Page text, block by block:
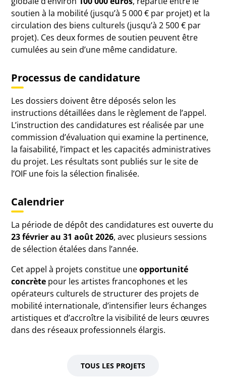
soutien à la mobilité (jusqu’à 5 000 € par projet) et la
circulation des biens culturels (jusqu’à 2 500 € par
projet). Ces deux formes de soutien peuvent être
cumulées au sein d’une même candidature.
Processus de candidature
Les dossiers doivent être déposés selon les
instructions détaillées dans le règlement de l’appel.
L’instruction des candidatures est réalisée par une
commission d’évaluation qui examine la pertinence,
la faisabilité, l’impact et les capacités administratives
du projet. Les résultats sont publiés sur le site de
l’OIF une fois la sélection finalisée.
Calendrier
La période de dépôt des candidatures est ouverte du
23 février au 31 août 2026, avec plusieurs sessions
de sélection étalées dans l’année.
Cet appel à projets constitue uneopportunité
concrète pour les artistes francophones et les
opérateurs culturels de structurer des projets de
mobilité internationale, d’intensifier leurs échanges
artistiques et d’accroître la visibilité de leurs œuvres
dans des réseaux professionnels élargis.
TOUS LES PROJETS